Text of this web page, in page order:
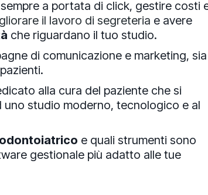
a portata di click, gestire costi
il lavoro di segreteria e avere
che riguardano il tuo studio.
di comunicazione e marketing, sia
alla cura del paziente che si
studio moderno, tecnologico e al
e quali strumenti sono
gestionale più adatto alle tue